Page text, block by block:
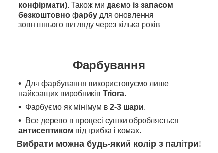
конфірмати). Також ми даємо із запасом
безкоштовно фарбу для оновлення
зовнішнього вигляду через кілька років
Фарбування
Для фарбування використовуємо лише
найкращих виробників Triora.
Фарбуємо як мінімум в 2-3 шари.
Все дерево в процесі сушки обробляється
антисептиком від грибка і комах.
Вибрати можна будь-який колір з палітри!